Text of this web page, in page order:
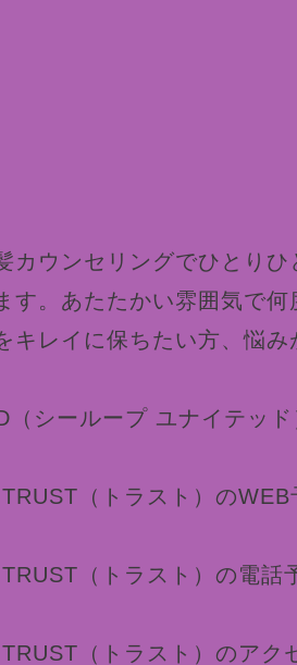
カウンセリングでひとり
す。あたたかい雰囲気で
キレイに保ちたい方、悩